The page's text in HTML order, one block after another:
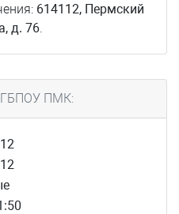
614112, Пермский
д. 76
ГБПОУ ПМК: